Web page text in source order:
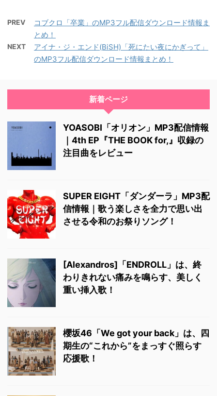
PREV
コブクロ「卒業」のMP3フル配信ダウンロード情報ま
とめ！
NEXT
アイナ・ジ・エンド(BiSH)「死にたい夜にかぎって」
のMP3フル配信ダウンロード情報まとめ！
新着ページ
YOASOBI「オリオン」MP3配信情報
｜4th EP『THE BOOK for,』収録の
注目曲をレビュー
SUPER EIGHT「ダンダーラ」MP3配
信情報｜歌う楽しさを全力で思い出
させる令和のお祭りソング！
[Alexandros]「ENDROLL」は、終
わりきれない痛みを鳴らす、美しく
重い挿入歌！
櫻坂46「We got your back」は、四
期生の“これから”をまっすぐ照らす
応援歌！